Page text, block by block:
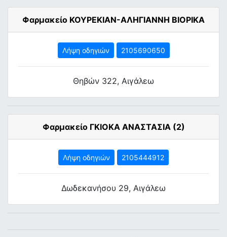
Φαρμακείο ΚΟΥΡΕΚΙΑΝ-ΑΛΗΓΙΑΝΝΗ ΒΙΟΡΙΚΑ
Λήψη οδηγιών 2105690650
Θηβών 322, Αιγάλεω
Φαρμακείο ΓΚΙΟΚΑ ΑΝΑΣΤΑΣΙΑ (2)
Λήψη οδηγιών 2105444912
Δωδεκανήσου 29, Αιγάλεω